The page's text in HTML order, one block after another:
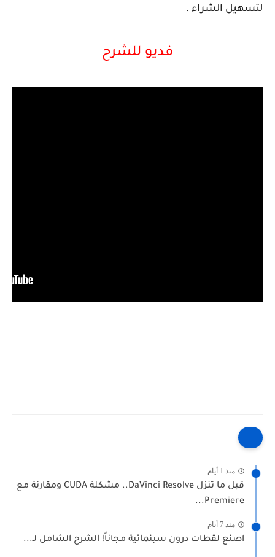
لتسهيل الشراء .
فديو للشرح
منذ 1 أيام
قبل ما تنزل DaVinci Resolve.. مشكلة CUDA ومقارنة مع
Premiere...
منذ 7 أيام
اصنع لقطات درون سينمائية مجاناً! الشرح الشامل لـ...